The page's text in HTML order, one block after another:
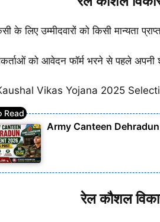
के लिए उम्मीदवारों को किसी मान्यता
को आवेदन फॉर्म भरने से पहले अपनी
Vikas Yojana 2025
Army Canteen
रेल कौशल